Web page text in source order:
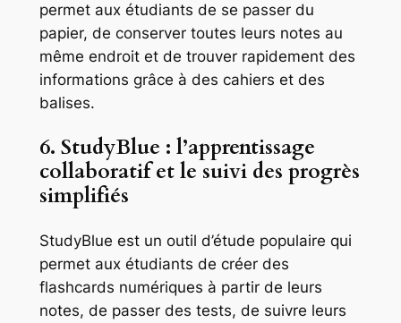
permet aux étudiants de se passer du
papier, de conserver toutes leurs notes au
même endroit et de trouver rapidement des
informations grâce à des cahiers et des
balises.
6. StudyBlue : l’apprentissage
collaboratif et le suivi des progrès
simplifiés
StudyBlue est un outil d’étude populaire qui
permet aux étudiants de créer des
flashcards numériques à partir de leurs
notes, de passer des tests, de suivre leurs